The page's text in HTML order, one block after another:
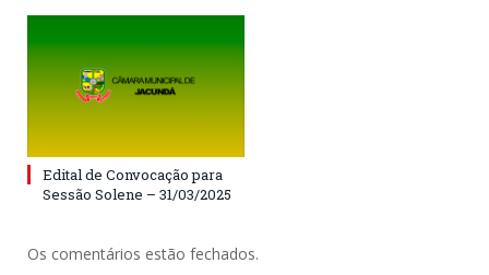
Edital de Convocação para
Sessão Solene – 31/03/2025
Os comentários estão fechados.